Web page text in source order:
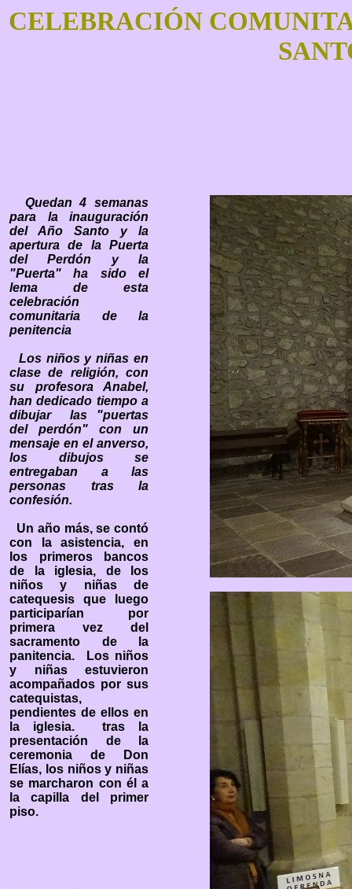
CELEBRACIÓN
Quedan 4 semanas
para la inauguración
del Año Santo y la
apertura de la Puerta
del Perdón y la
"Puerta" ha sido el
lema de esta
celebración
comunitaria de la
penitencia
Los niños y niñas en
clase de religión, con
su profesora Anabel,
han dedicado tiempo a
dibujar las "puertas
del perdón" con un
mensaje en el anverso,
los dibujos se
entregaban a las
personas tras la
confesión.
Un año más, se contó
con la asistencia, en
los primeros bancos
de la iglesia, de los
niños y niñas de
catequesis que luego
participarían por
primera vez del
sacramento de la
panitencia. Los niños
y niñas estuvieron
acompañados por sus
catequistas,
pendientes de ellos en
la iglesia. tras la
presentación de la
ceremonia de Don
Elías, los niños y niñas
se marcharon con él a
la capilla del primer
piso.